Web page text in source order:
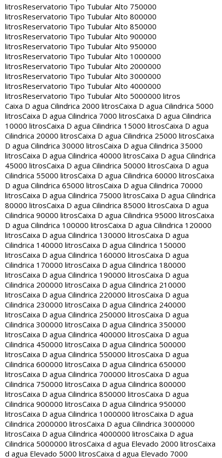
litrosReservatorio Tipo Tubular Alto 750000
litrosReservatorio Tipo Tubular Alto 800000
litrosReservatorio Tipo Tubular Alto 850000
litrosReservatorio Tipo Tubular Alto 900000
litrosReservatorio Tipo Tubular Alto 950000
litrosReservatorio Tipo Tubular Alto 1000000
litrosReservatorio Tipo Tubular Alto 2000000
litrosReservatorio Tipo Tubular Alto 3000000
litrosReservatorio Tipo Tubular Alto 4000000
litrosReservatorio Tipo Tubular Alto 5000000 litros
Caixa D agua Cilindrica 2000 litrosCaixa D agua Cilindrica 5000
litrosCaixa D agua Cilindrica 7000 litrosCaixa D agua Cilindrica
10000 litrosCaixa D agua Cilindrica 15000 litrosCaixa D agua
Cilindrica 20000 litrosCaixa D agua Cilindrica 25000 litrosCaixa
D agua Cilindrica 30000 litrosCaixa D agua Cilindrica 35000
litrosCaixa D agua Cilindrica 40000 litrosCaixa D agua Cilindrica
45000 litrosCaixa D agua Cilindrica 50000 litrosCaixa D agua
Cilindrica 55000 litrosCaixa D agua Cilindrica 60000 litrosCaixa
D agua Cilindrica 65000 litrosCaixa D agua Cilindrica 70000
litrosCaixa D agua Cilindrica 75000 litrosCaixa D agua Cilindrica
80000 litrosCaixa D agua Cilindrica 85000 litrosCaixa D agua
Cilindrica 90000 litrosCaixa D agua Cilindrica 95000 litrosCaixa
D agua Cilindrica 100000 litrosCaixa D agua Cilindrica 120000
litrosCaixa D agua Cilindrica 130000 litrosCaixa D agua
Cilindrica 140000 litrosCaixa D agua Cilindrica 150000
litrosCaixa D agua Cilindrica 160000 litrosCaixa D agua
Cilindrica 170000 litrosCaixa D agua Cilindrica 180000
litrosCaixa D agua Cilindrica 190000 litrosCaixa D agua
Cilindrica 200000 litrosCaixa D agua Cilindrica 210000
litrosCaixa D agua Cilindrica 220000 litrosCaixa D agua
Cilindrica 230000 litrosCaixa D agua Cilindrica 240000
litrosCaixa D agua Cilindrica 250000 litrosCaixa D agua
Cilindrica 300000 litrosCaixa D agua Cilindrica 350000
litrosCaixa D agua Cilindrica 400000 litrosCaixa D agua
Cilindrica 450000 litrosCaixa D agua Cilindrica 500000
litrosCaixa D agua Cilindrica 550000 litrosCaixa D agua
Cilindrica 600000 litrosCaixa D agua Cilindrica 650000
litrosCaixa D agua Cilindrica 700000 litrosCaixa D agua
Cilindrica 750000 litrosCaixa D agua Cilindrica 800000
litrosCaixa D agua Cilindrica 850000 litrosCaixa D agua
Cilindrica 900000 litrosCaixa D agua Cilindrica 950000
litrosCaixa D agua Cilindrica 1000000 litrosCaixa D agua
Cilindrica 2000000 litrosCaixa D agua Cilindrica 3000000
litrosCaixa D agua Cilindrica 4000000 litrosCaixa D agua
Cilindrica 5000000 litrosCaixa d agua Elevado 2000 litrosCaixa
d agua Elevado 5000 litrosCaixa d agua Elevado 7000